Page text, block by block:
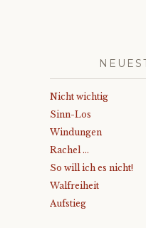
Nicht wichtig
Sinn-Los
Windungen
Rachel …
So will ich es nicht!
Walfreiheit
Aufstieg